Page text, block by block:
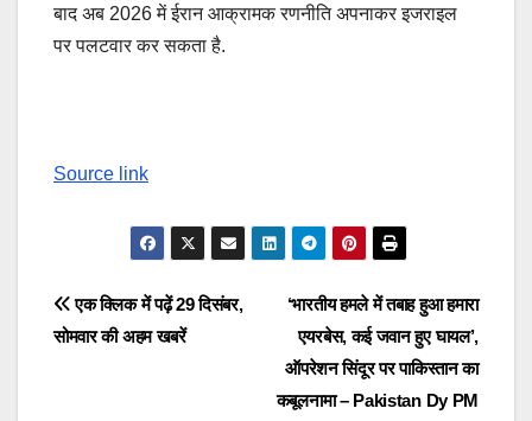
बाद अब 2026 में ईरान आक्रामक रणनीति अपनाकर इजराइल
पर पलटवार कर सकता है.
Source link
Post
‘भारतीय हमले में तबाह हुआ हमारा
एयरबेस, कई जवान हुए घायल’,
ऑपरेशन सिंदूर पर पाकिस्तान का
कबूलनामा – Pakistan Dy PM
एक क्लिक में पढ़ें 29 दिसंबर,
सोमवार की अहम खबरें